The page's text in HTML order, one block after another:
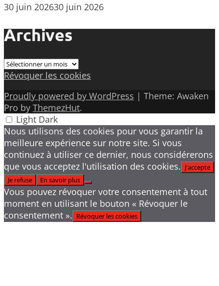
30 juin 202630 juin 2026
Archives
Archives
Révoquer les cookies
Proudly powered by WordPress | Theme: Awaken
Pro by ThemezHut.
Light Dark
Nous utilisons des cookies pour vous garantir la
meilleure expérience sur notre site. Si vous
continuez à utiliser ce dernier, nous considérerons
que vous acceptez l'utilisation des cookies. J'accepte
Je refuse
En savoir plus
Vous pouvez révoquer votre consentement à tout
moment en utilisant le bouton « Révoquer le
consentement ». Révoquer les cookies